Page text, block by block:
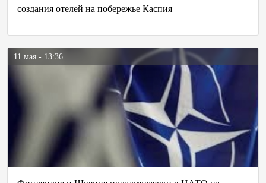
создания отелей на побережье Каспия
11 мая - 13:36